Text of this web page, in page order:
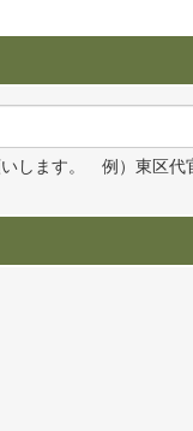
します。 例）東区代